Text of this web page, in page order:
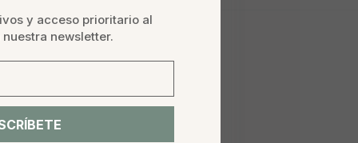
y acceso prioritario al
newsletter.